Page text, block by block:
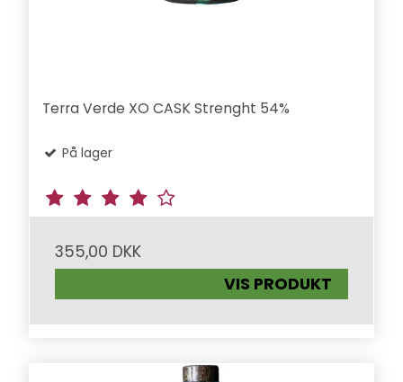
Terra Verde XO CASK Strenght 54%
På lager
355,00 DKK
VIS PRODUKT